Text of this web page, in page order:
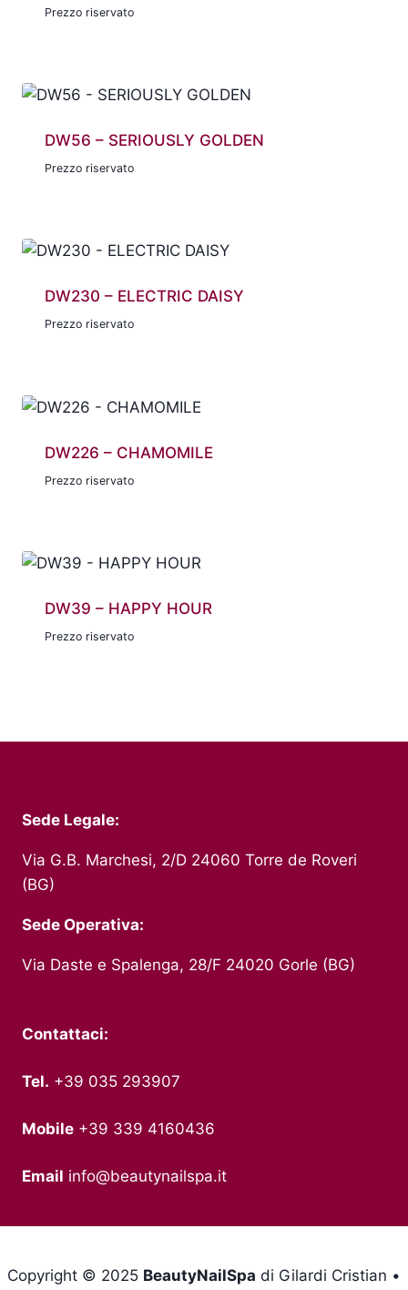
Prezzo riservato
DW56 – SERIOUSLY GOLDEN
Prezzo riservato
DW230 – ELECTRIC DAISY
Prezzo riservato
DW226 – CHAMOMILE
Prezzo riservato
DW39 – HAPPY HOUR
Prezzo riservato
Sede Legale:
Via G.B. Marchesi, 2/D 24060 Torre de Roveri
(BG)
Sede Operativa:
Via Daste e Spalenga, 28/F 24020 Gorle (BG)
Contattaci:
Tel. +39 035 293907
Mobile +39 339 4160436
Email info@beautynailspa.it
Copyright © 2025 BeautyNailSpa di Gilardi Cristian •